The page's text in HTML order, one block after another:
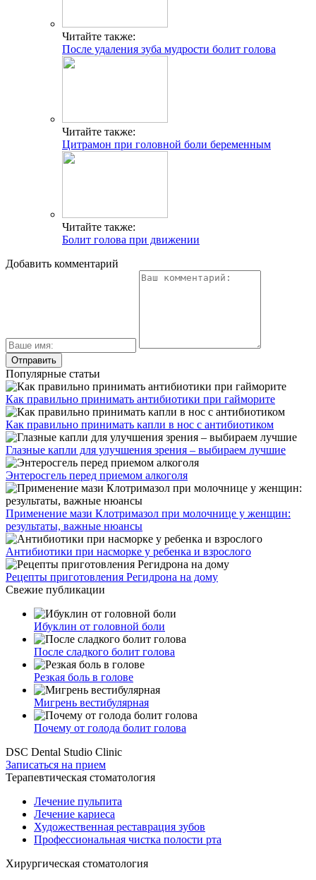
Читайте также:
После удаления зуба мудрости болит голова
Читайте также:
Цитрамон при головной боли беременным
Читайте также:
Болит голова при движении
Добавить комментарий
Популярные статьи
Как правильно принимать антибиотики при гайморите
Как правильно принимать капли в нос с антибиотиком
Глазные капли для улучшения зрения – выбираем лучшие
Энтеросгель перед приемом алкоголя
Применение мази Клотримазол при молочнице у женщин:
результаты, важные нюансы
Антибиотики при насморке у ребенка и взрослого
Рецепты приготовления Регидрона на дому
Свежие публикации
Ибуклин от головной боли
После сладкого болит голова
Резкая боль в голове
Мигрень вестибулярная
Почему от голода болит голова
DSC Dental Studio Clinic
Записаться на прием
Терапевтическая стоматология
Лечение пульпита
Лечение кариеса
Художественная реставрация зубов
Профессиональная чистка полости рта
Хирургическая стоматология